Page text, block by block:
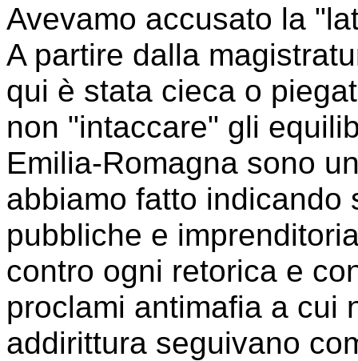
Avevamo accusato la
A partire dalla
qui è stata cieca o
non "intaccare" gli
Emilia-Romagna sono
abbiamo fatto indicando
pubbliche e
contro ogni retorica e
proclami antimafia a cui
addirittura seguivano